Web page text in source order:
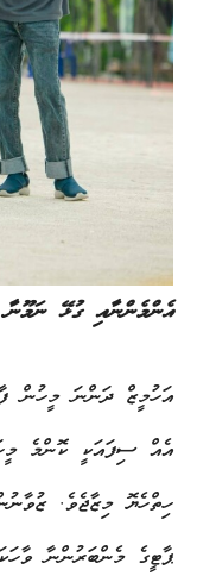
އެންމެންނާއި ގުޅޭ
އަހުމީޒް ދަންނަ މީހުން
އެއް ސިފައަކީ ކޮންމެ
ހިތްހެޔޮ މިޒާޖެވެ.
ޕާޓީގެ މެންބަރުންނާ